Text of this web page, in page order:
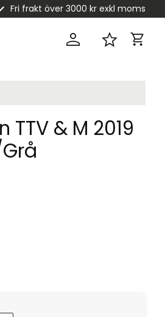
Fri frakt över 3000 kr exkl moms
Favoriter
TTV & M 2019